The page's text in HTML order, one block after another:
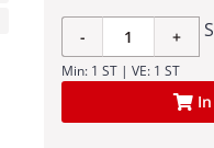
- +
Min: 1 ST | VE: 1 ST